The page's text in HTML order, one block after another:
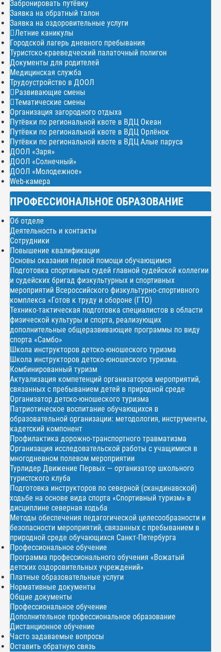
Забронировать путёвку
Заявка на обратный талон
Заявка на оздоровительные услуги
Летние каникулы
Городской лагерь дневного пребывания
Туристско-краеведческий палаточный полигон
Документы для родителей
Медицинская служба
Трудоустройство в ДООЛ
Развивающие смены
Тематические смены
Организация загородного отдыха
Путёвки по региональной квоте в ВДЦ Океан
Путёвки по региональной квоте в ВДЦ Орлёнок
Путёвки по региональной квоте в ВДЦ Алые паруса
ДООЛ «Заря»
ДООЛ «Солнечный»
ДООЛ «Молодежное»
Web-камера
ПРОФЕССИОНАЛЬНОЕ ОБРАЗОВАНИЕ
Об отделе
Деятельность и контакты
Сотрудники
Повышение квалификации
Основы оказания первой помощи обучающимся
Подготовка спортивных судей главной судейской коллегии
и судейских бригад физкультурных и спортивных
мероприятий Всероссийского физкультурно-спортивного
комплекса «Готов к труду и обороне (ГТО)
Технико-тактическая подготовка специалистов в области
физической культуры и спорта, реализующих
дополнительные общеразвивающие программы по виду
спорта «Самбо»
Школа инструкторов детско-юношеского туризма
Школа инструкторов детско-юношеского туризма.
Комбинированный туризм
Актуализация компетенций организаторов мероприятий,
связанных с пребыванием детей в природной среде
Организатор детско-юношеского туризма
Патриотическое воспитание обучающихся в
образовательной организации: методология, инструменты,
кадетский компонент
Профилактика дорожно-транспортного травматизма
Организация исследовательской работы с учащимися в
многодневном полевом мероприятии
Турлидер Движение Первых — организатор школьного
туристского клуба
Подготовка инструкторов по северной (скандинавской)
ходьбе на основе вида спорта «Спортивный туризм» в
дисциплине северная ходьба
Методы обеспечения педагогической целесообразности и
безопасности мероприятий, связанных с пребыванием в
природной среде обучающихся Санкт-Петербурга
Профессиональное обучение
Программа профессионального обучения «Вожатый
детских оздоровительных учреждений»
Платные образовательные услуги
Нормативные документы
Общие документы
Профессиональное обучение
Дополнительное профессиональное образование
Дистанционное обучение
Часто задаваемые вопросы
Оставить обратную связь